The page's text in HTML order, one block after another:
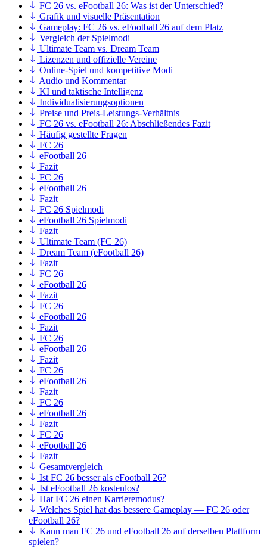
FC 26 vs. eFootball 26: Was ist der Unterschied?
Grafik und visuelle Präsentation
Gameplay: FC 26 vs. eFootball 26 auf dem Platz
Vergleich der Spielmodi
Ultimate Team vs. Dream Team
Lizenzen und offizielle Vereine
Online-Spiel und kompetitive Modi
Audio und Kommentar
KI und taktische Intelligenz
Individualisierungsoptionen
Preise und Preis-Leistungs-Verhältnis
FC 26 vs. eFootball 26: Abschließendes Fazit
Häufig gestellte Fragen
FC 26
eFootball 26
Fazit
FC 26
eFootball 26
Fazit
FC 26 Spielmodi
eFootball 26 Spielmodi
Fazit
Ultimate Team (FC 26)
Dream Team (eFootball 26)
Fazit
FC 26
eFootball 26
Fazit
FC 26
eFootball 26
Fazit
FC 26
eFootball 26
Fazit
FC 26
eFootball 26
Fazit
FC 26
eFootball 26
Fazit
FC 26
eFootball 26
Fazit
Gesamtvergleich
Ist FC 26 besser als eFootball 26?
Ist eFootball 26 kostenlos?
Hat FC 26 einen Karrieremodus?
Welches Spiel hat das bessere Gameplay — FC 26 oder
eFootball 26?
Kann man FC 26 und eFootball 26 auf derselben Plattform
spielen?